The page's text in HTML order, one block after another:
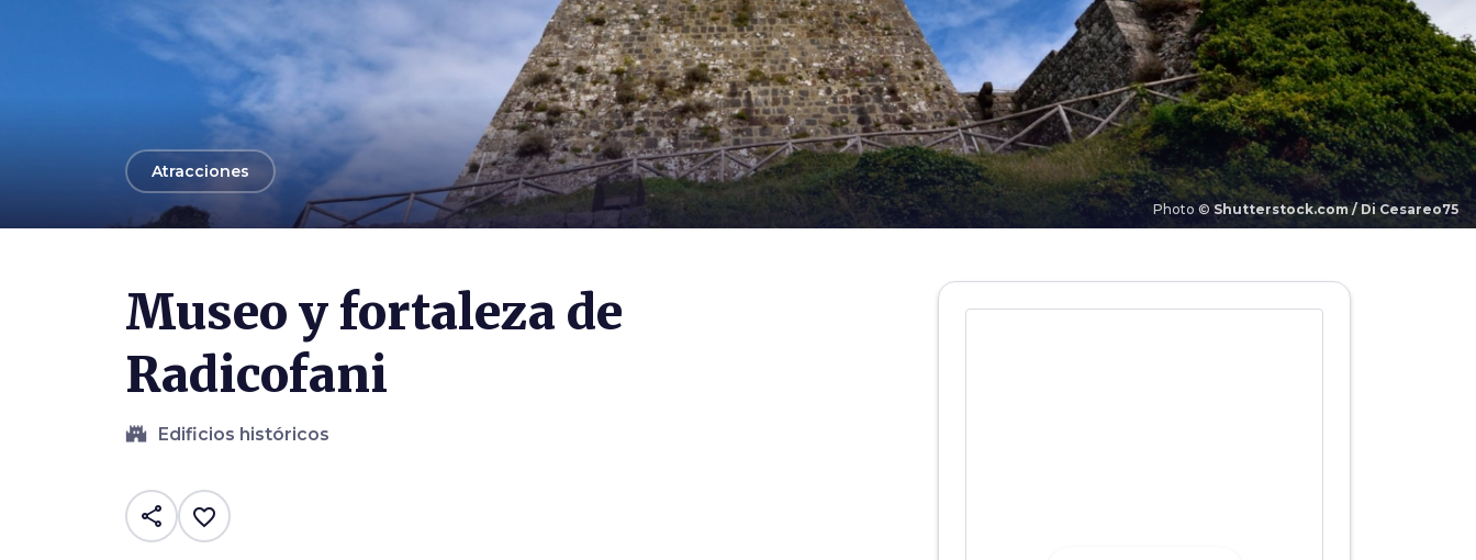
Photo ©Shutterstock.com / Di Cesareo75
arrow_back
Atracciones
Museo y fortaleza de
Radicofani
castle Edificios históricos
share favorite_border